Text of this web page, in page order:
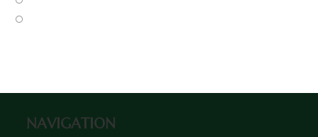
tab
NAVIGATION